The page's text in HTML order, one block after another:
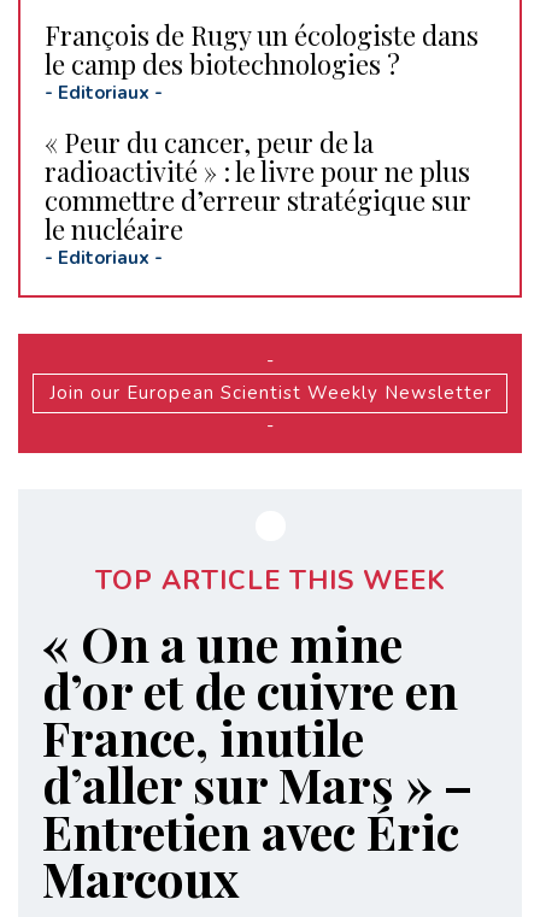
François de Rugy un écologiste dans
le camp des biotechnologies ?
- Editoriaux -
« Peur du cancer, peur de la
radioactivité » : le livre pour ne plus
commettre d’erreur stratégique sur
le nucléaire
- Editoriaux -
-
Join our European Scientist Weekly Newsletter
-
TOP ARTICLE THIS WEEK
« On a une mine
d’or et de cuivre en
France, inutile
d’aller sur Mars » –
Entretien avec Éric
Marcoux